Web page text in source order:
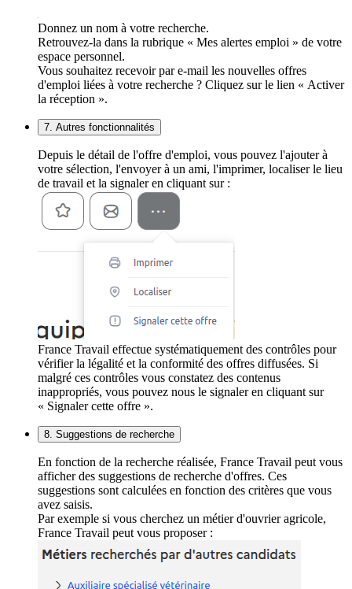
Donnez un nom à votre recherche.
Retrouvez-la dans la rubrique « Mes alertes emploi » de votre
espace personnel.
Vous souhaitez recevoir par e-mail les nouvelles offres
d'emploi liées à votre recherche ? Cliquez sur le lien « Activer
la réception ».
7. Autres fonctionnalités
Depuis le détail de l'offre d'emploi, vous pouvez l'ajouter à
votre sélection, l'envoyer à un ami, l'imprimer, localiser le lieu
de travail et la signaler en cliquant sur :
France Travail effectue systématiquement des contrôles pour
vérifier la légalité et la conformité des offres diffusées. Si
malgré ces contrôles vous constatez des contenus
inappropriés, vous pouvez nous le signaler en cliquant sur
« Signaler cette offre ».
8. Suggestions de recherche
En fonction de la recherche réalisée, France Travail peut vous
afficher des suggestions de recherche d'offres. Ces
suggestions sont calculées en fonction des critères que vous
avez saisis.
Par exemple si vous cherchez un métier d'ouvrier agricole,
France Travail peut vous proposer :